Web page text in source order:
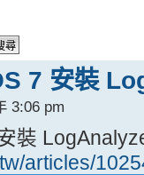
7 安裝
3:06 pm
裝
articles/